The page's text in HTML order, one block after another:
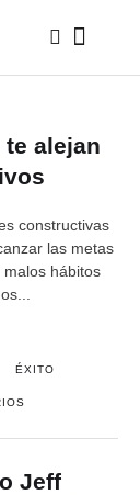
alejan
constructivas
las metas
malos hábitos
ÉXITO
Jeff